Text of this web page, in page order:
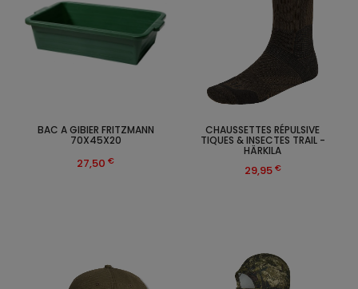
CHAUSSETTES RÉPULSIVE
TIQUES & INSECTES TRAIL -
HÄRKILA
29,95 €
BAC A GIBIER FRITZMANN
70X45X20
27,50 €